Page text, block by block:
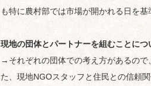
も特に農村部では市場が開かれる日を
現地の団体とパートナーを組むことにつ
→それぞれの団体での考え方があるので
た、現地NGOスタッフと住民との信頼